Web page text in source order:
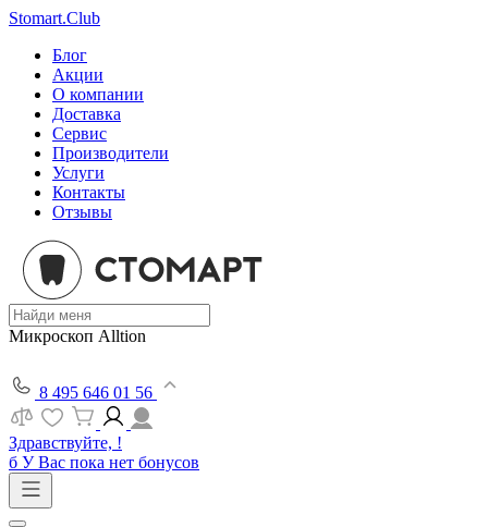
Stomart.Club
Блог
Акции
О компании
Доставка
Сервис
Производители
Услуги
Контакты
Отзывы
Микроскоп Alltion
8 495 646 01 56
Здравствуйте, !
б У Вас пока нет бонусов